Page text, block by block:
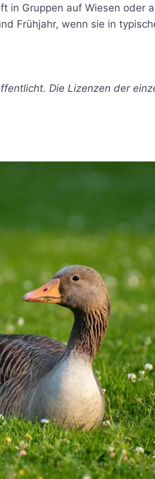
in Gruppen auf Wiesen oder
Frühjahr, wenn sie in
Die Lizenzen der